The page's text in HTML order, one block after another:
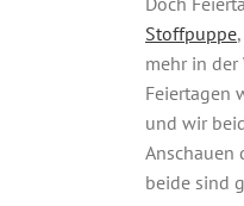
Stoffpuppe
mehr in
Feiertagen
und wir
Anschauen
beide sind